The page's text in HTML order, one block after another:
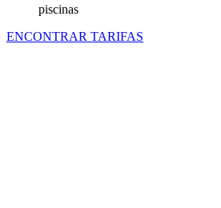
piscinas
ENCONTRAR TARIFAS